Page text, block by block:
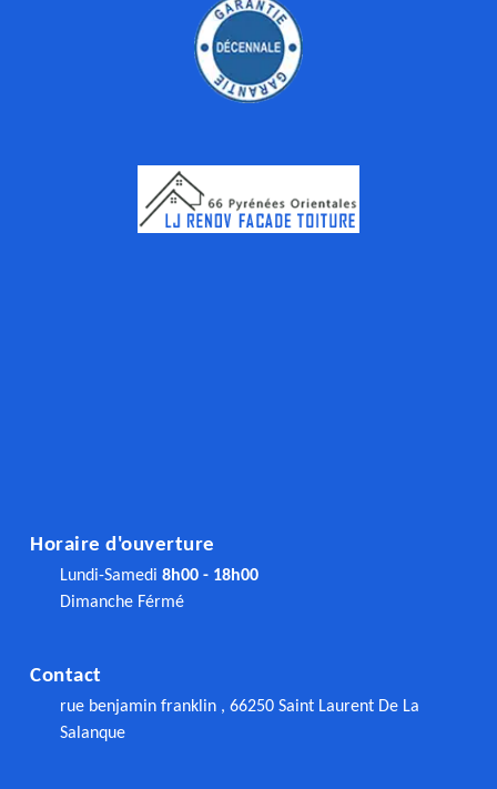
Horaire d'ouverture
Lundi-Samedi 8h00 - 18h00
Dimanche Férmé
Contact
rue benjamin franklin , 66250 Saint Laurent De La
Salanque